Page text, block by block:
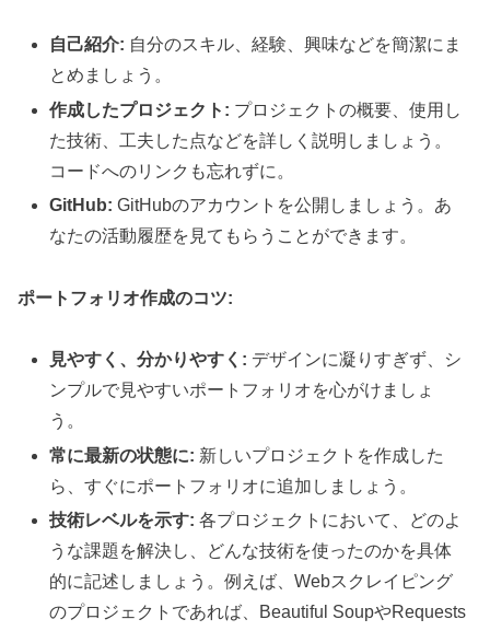
自己紹介: 自分のスキル、経験、興味などを簡潔にま
とめましょう。
作成したプロジェクト: プロジェクトの概要、使用し
た技術、工夫した点などを詳しく説明しましょう。
コードへのリンクも忘れずに。
GitHub: GitHubのアカウントを公開しましょう。あ
なたの活動履歴を見てもらうことができます。
ポートフォリオ作成のコツ:
見やすく、分かりやすく: デザインに凝りすぎず、シ
ンプルで見やすいポートフォリオを心がけましょ
う。
常に最新の状態に: 新しいプロジェクトを作成した
ら、すぐにポートフォリオに追加しましょう。
技術レベルを示す: 各プロジェクトにおいて、どのよ
うな課題を解決し、どんな技術を使ったのかを具体
的に記述しましょう。例えば、Webスクレイピング
のプロジェクトであれば、Beautiful SoupやRequests